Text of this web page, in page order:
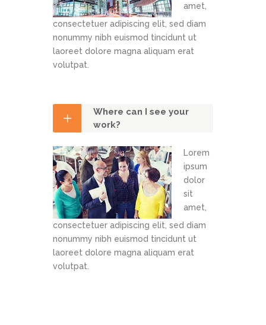
amet,
consectetuer adipiscing elit, sed diam
nonummy nibh euismod tincidunt ut
laoreet dolore magna aliquam erat
volutpat.
Where can I see your
work?
Lorem
ipsum
dolor
sit
amet,
consectetuer adipiscing elit, sed diam
nonummy nibh euismod tincidunt ut
laoreet dolore magna aliquam erat
volutpat.